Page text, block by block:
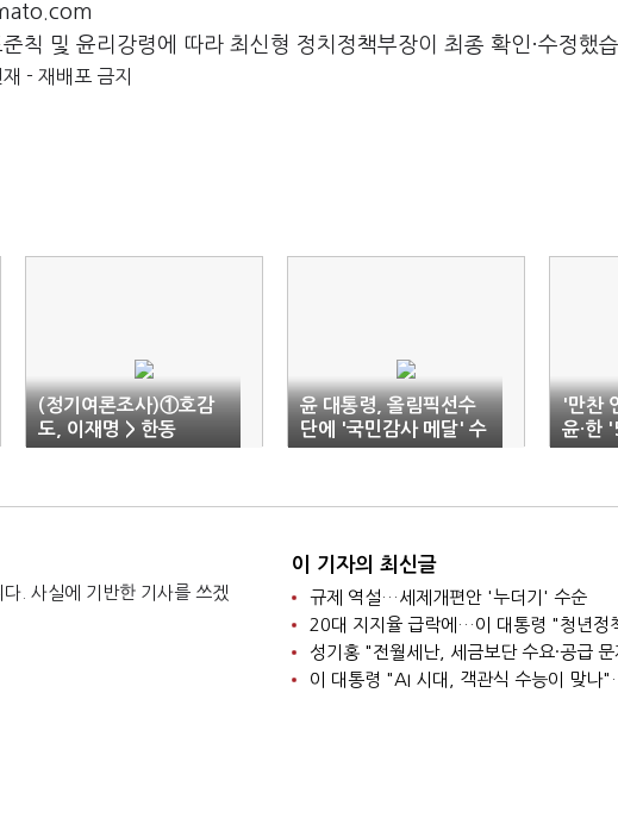
칙 및 윤리강령에 따라 최신형 정치정책부장이 최종 확인·수정했
- 재배포 금지
(정기여론조사)①호감
도, 이재명 > 한동
훈…'이재명' 경쟁자는
윤 대통령, 올림픽선수
단에 '국민감사 메달' 수
여…"낡은 관행 혁신"
'만찬
윤·한
. 사실에 기반한 기사를 쓰겠
이 기자의 최신글
규제 역설…세제개편안 '누더기' 수순
20대 지지율 급락에…이 대통령 "청년정
성기홍 "전월세난, 세금보단 수요·공급
이 대통령 "AI 시대, 객관식 수능이 맞나